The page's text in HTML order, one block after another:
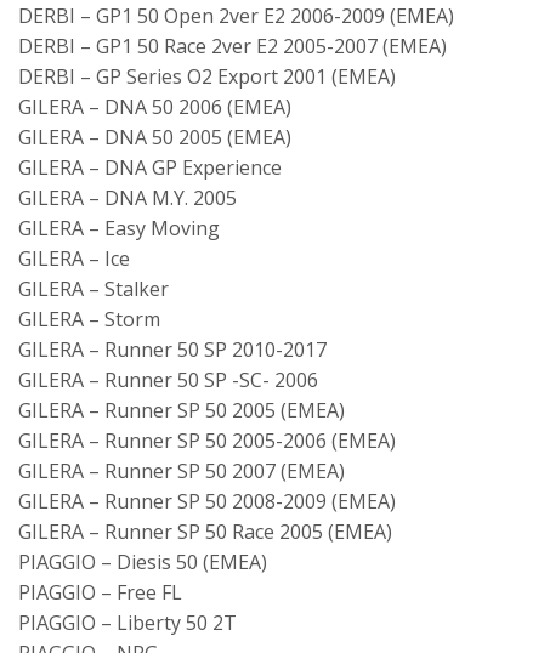
DERBI – GP1 50 Open 2ver E2 2006-2009 (EMEA)
DERBI – GP1 50 Race 2ver E2 2005-2007 (EMEA)
DERBI – GP Series O2 Export 2001 (EMEA)
GILERA – DNA 50 2006 (EMEA)
GILERA – DNA 50 2005 (EMEA)
GILERA – DNA GP Experience
GILERA – DNA M.Y. 2005
GILERA – Easy Moving
GILERA – Ice
GILERA – Stalker
GILERA – Storm
GILERA – Runner 50 SP 2010-2017
GILERA – Runner 50 SP -SC- 2006
GILERA – Runner SP 50 2005 (EMEA)
GILERA – Runner SP 50 2005-2006 (EMEA)
GILERA – Runner SP 50 2007 (EMEA)
GILERA – Runner SP 50 2008-2009 (EMEA)
GILERA – Runner SP 50 Race 2005 (EMEA)
PIAGGIO – Diesis 50 (EMEA)
PIAGGIO – Free FL
PIAGGIO – Liberty 50 2T